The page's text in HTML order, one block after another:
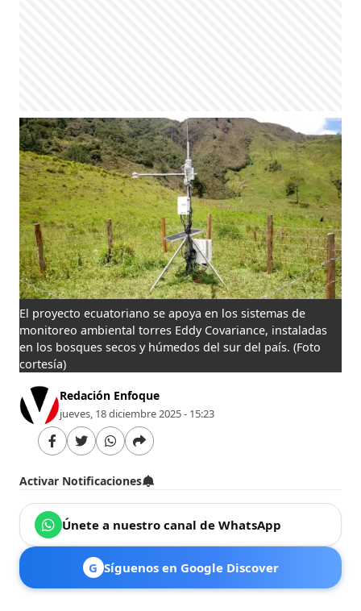
El proyecto ecuatoriano se apoya en los sistemas de
monitoreo ambiental torres Eddy Covariance, instaladas
en los bosques secos y húmedos del sur del país. (Foto
cortesía)
Redación Enfoque
jueves, 18 diciembre 2025 - 15:23
Activar Notificaciones
Únete a nuestro canal de WhatsApp
G Síguenos en Google Discover